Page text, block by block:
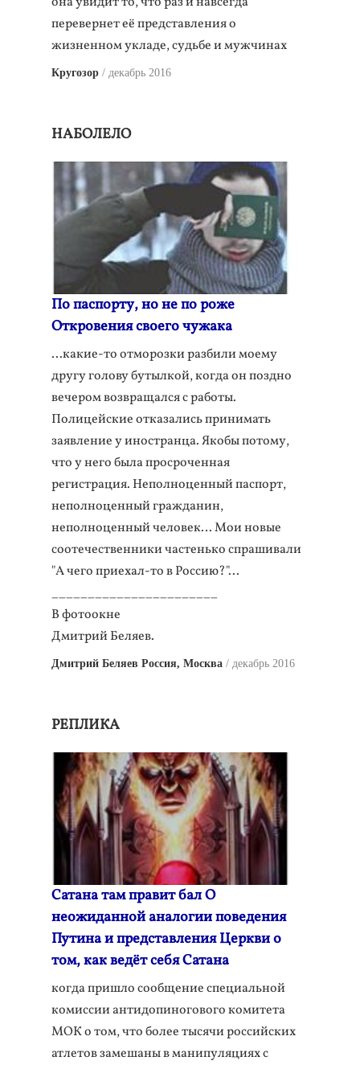
перевернет её представления о
жизненном укладе, судьбе и мужчинах
Кругозор декабрь 2016
НАБОЛЕЛО
По паспорту, но не по роже
Откровения своего чужака
...какие-то отморозки разбили моему
другу голову бутылкой, когда он поздно
вечером возвращался с работы.
Полицейские отказались принимать
заявление у иностранца. Якобы потому,
что у него была просроченная
регистрация. Неполноценный паспорт,
неполноценный гражданин,
неполноценный человек… Мои новые
соотечественники частенько спрашивали
"А чего приехал-то в Россию?"...
_______________________
В фотоокне
Дмитрий Беляев.
Дмитрий Беляев Россия, Москва декабрь 2016
РЕПЛИКА
Сатана там правит бал О
неожиданной аналогии поведения
Путина и представления Церкви о
том, как ведёт себя Сатана
когда пришло сообщение специальной
комиссии антидопиногового комитета
МОК о том, что более тысячи российских
атлетов замешаны в манипуляциях с